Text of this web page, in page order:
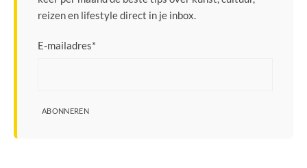
reizen en lifestyle direct in je inbox.
E-mailadres*
ABONNEREN